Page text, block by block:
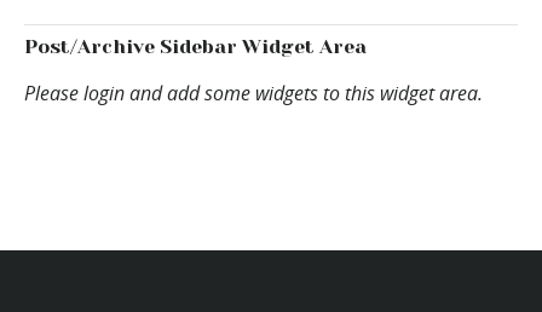
Post/Archive Sidebar Widget Area
Please login and add some widgets to this widget area.